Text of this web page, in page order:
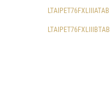
LTAIPET76FXLIIIATAB
LTAIPET76FXLIIIBTAB